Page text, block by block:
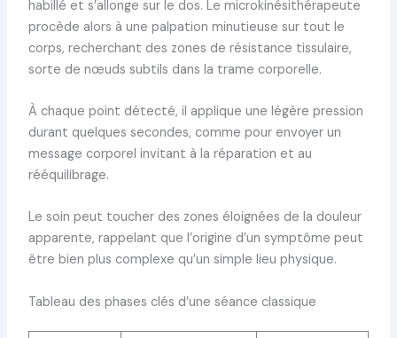
habillé et s’allonge sur le dos. Le microkinésithérapeute
procède alors à une palpation minutieuse sur tout le
corps, recherchant des zones de résistance tissulaire,
sorte de nœuds subtils dans la trame corporelle.
À chaque point détecté, il applique une légère pression
durant quelques secondes, comme pour envoyer un
message corporel invitant à la réparation et au
rééquilibrage.
Le soin peut toucher des zones éloignées de la douleur
apparente, rappelant que l’origine d’un symptôme peut
être bien plus complexe qu’un simple lieu physique.
Tableau des phases clés d’une séance classique